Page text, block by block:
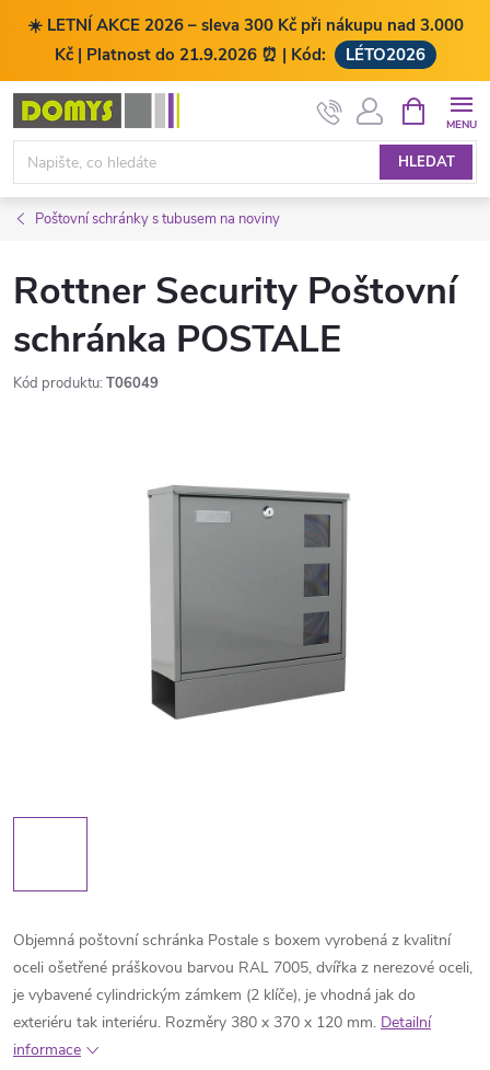
☀️ LETNÍ AKCE 2026 – sleva 300 Kč při nákupu nad 3.000
Kč | Platnost do 21.9.2026 ⏰ | Kód:
LÉTO2026
Přejít
obsah
HLEDAT
NÁKUPNÍ
KOŠÍK
Poštovní schránky s tubusem na noviny
Rottner Security Poštovní
schránka POSTALE
Kód produktu: T06049
Objemná poštovní schránka Postale s boxem vyrobená z kvalitní
oceli ošetřené práškovou barvou RAL 7005, dvířka z nerezové oceli,
je vybavené cylindrickým zámkem (2 klíče), je vhodná jak do
exteriéru tak interiéru. Rozměry 380 x 370 x 120 mm. Detailní
informace